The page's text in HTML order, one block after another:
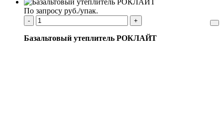
По запросу руб./упак.
- +
Базальтовый утеплитель РОКЛАЙТ